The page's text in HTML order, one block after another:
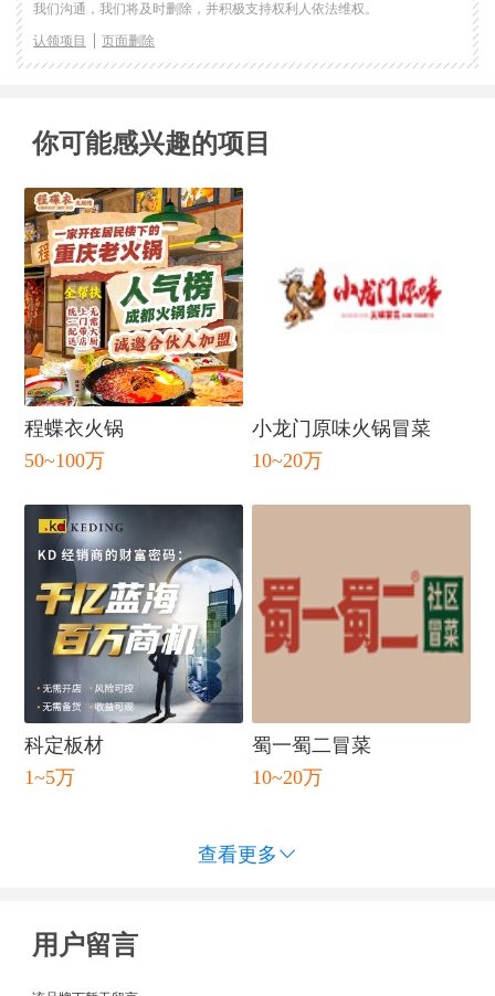
闭
我们沟通，我们将及时删除，并积极支持权利人依法维权。
认领项目 页面删除
你可能感兴趣的项目
程蝶衣火锅
50~100万
小龙门原味火锅冒菜
10~20万
科定板材
1~5万
蜀一蜀二冒菜
10~20万
查看更多 
用户留言